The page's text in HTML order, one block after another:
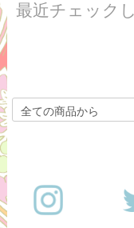
最近チェック